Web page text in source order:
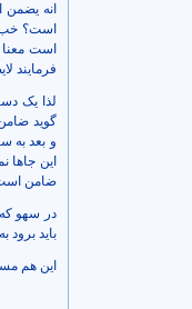
انه
است؟ خب
است
فرمایند
لذا یک
گوید
و بعد به
این جاها
ضامن
در سهو که
باید برود
این هم